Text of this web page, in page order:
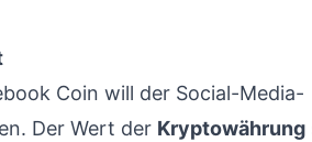
Coin will der Social-Media-
Der Wert der Kryptowährung